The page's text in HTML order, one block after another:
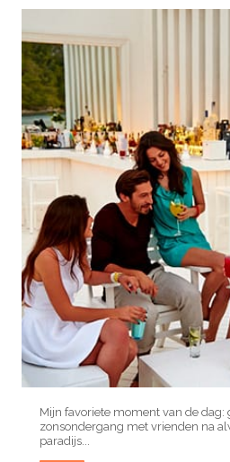
Mijn favoriete moment van de dag:
zonsondergang met vrienden na
paradijs...